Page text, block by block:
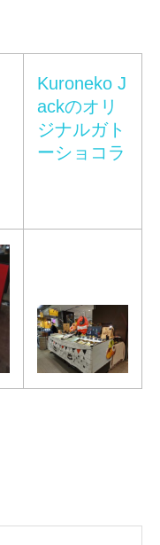
Kuroneko J
ackのオリ
ジナルガト
ーショコラ